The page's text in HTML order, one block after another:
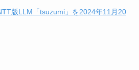
版LLM「tsuzumi」を2024年11月20